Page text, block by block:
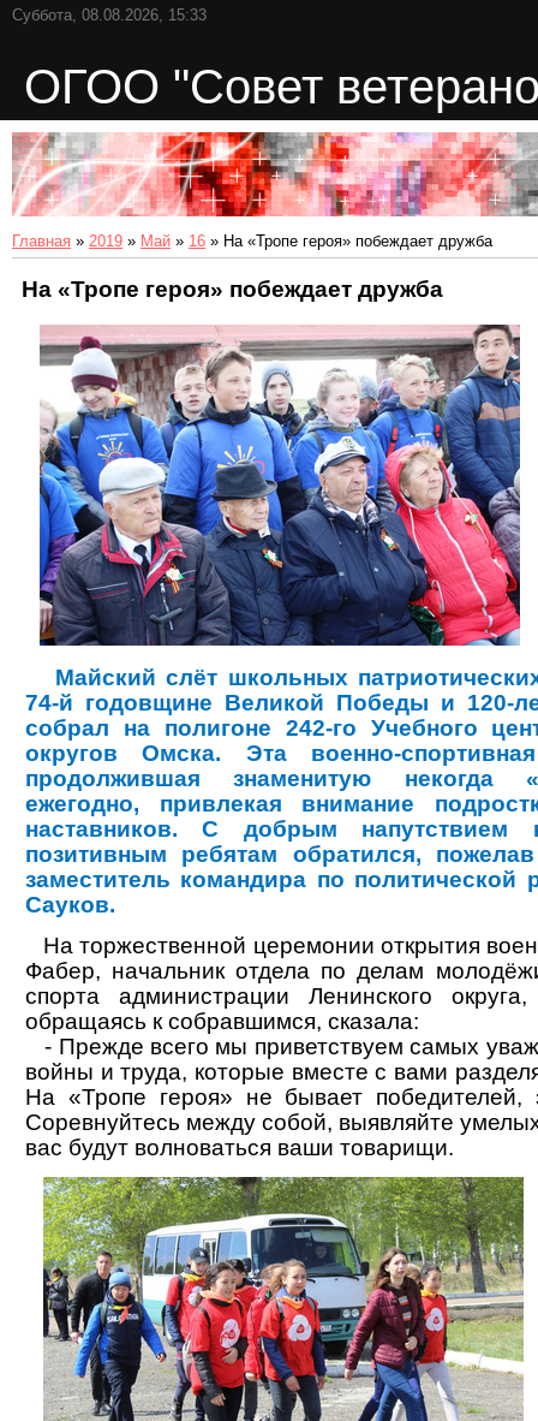
Суббота, 08.08.2026, 15:33
ОГОО "Совет
Главная » 2019 » Май » 16 » На «Тропе героя» побеждает дружба
На «Тропе героя» побеждает дружба
Майский слёт школьных
74-й годовщине Великой Победы и 120-
собрал на полигоне 242-го Учебного
округов Омска. Эта военно-
продолжившая знаменитую некогда
ежегодно, привлекая внимание
наставников. С добрым
позитивным ребятам обратился,
заместитель командира по политической
Сауков.
На торжественной церемонии открытия
Фабер, начальник отдела по делам
спорта администрации Ленинского
обращаясь к собравшимся, сказала:
- Прежде всего мы приветствуем самых
войны и труда, которые вместе с вами
На «Тропе героя» не бывает победителей,
Соревнуйтесь между собой, выявляйте
вас будут волноваться ваши товарищи.